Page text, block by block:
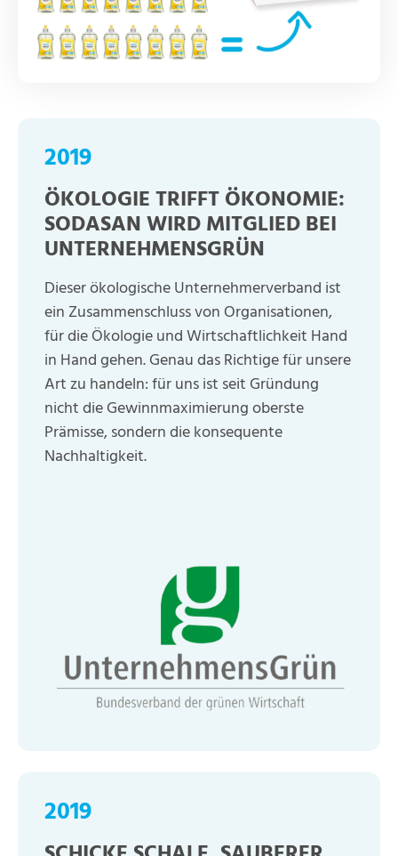
2019
ÖKOLOGIE TRIFFT ÖKONOMIE:
SODASAN WIRD MITGLIED BEI
UNTERNEHMENSGRÜN
Dieser ökologische Unternehmerverband ist
ein Zusammenschluss von Organisationen,
für die Ökologie und Wirtschaftlichkeit Hand
in Hand gehen. Genau das Richtige für unsere
Art zu handeln: für uns ist seit Gründung
nicht die Gewinnmaximierung oberste
Prämisse, sondern die konsequente
Nachhaltigkeit.
2019